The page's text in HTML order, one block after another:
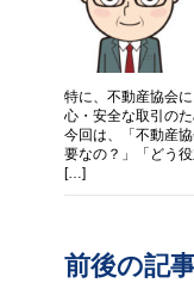
特に、不動産協会
心・安全な取引の
今回は、「不動産
要なの？」「どう
[…]
前後の記